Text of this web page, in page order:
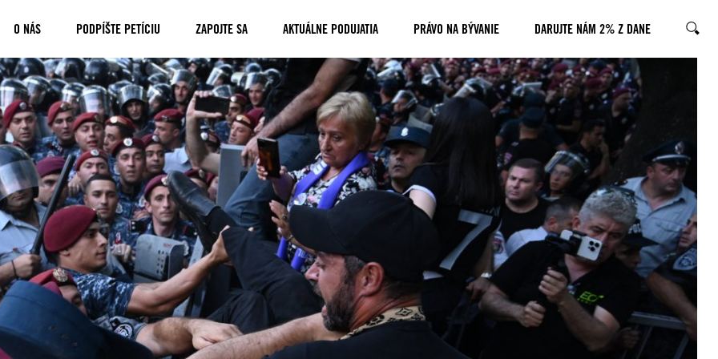
O NÁS PODPÍŠTE PETÍCIU ZAPOJTE SA AKTUÁLNE PODUJATIA PRÁVO NA BÝVANIE DARUJTE NÁM 2% Z DANE HĽADAŤ